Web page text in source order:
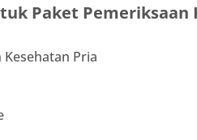
Paket Pemeriksaan
Pria